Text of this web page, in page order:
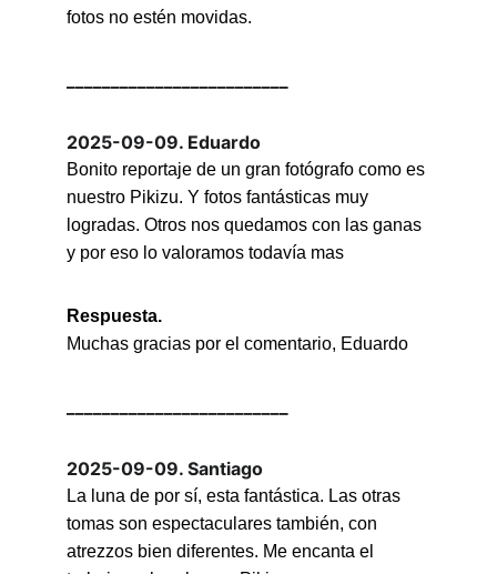
fotos no estén movidas.
2025-09-09. Eduardo
Bonito reportaje de un gran fotógrafo como es
nuestro Pikizu. Y fotos fantásticas muy
logradas. Otros nos quedamos con las ganas
y por eso lo valoramos todavía mas
Respuesta.
Muchas gracias por el comentario, Eduardo
2025-09-09. Santiago
La luna de por sí, esta fantástica. Las otras
tomas son espectaculares también, con
atrezzos bien diferentes. Me encanta el